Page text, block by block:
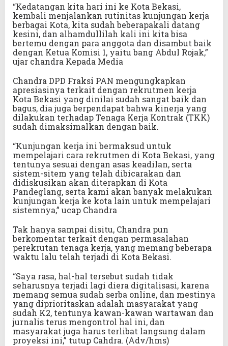
“Kedatangan kita hari ini ke Kota Bekasi,
kembali menjalankan rutinitas kunjungan kerja
berbagai Kota, kita sudah beberapakali datang
kesini, dan alhamdullilah kali ini kita bisa
bertemu dengan para anggota dan disambut baik
dengan Ketua Komisi 1, yaitu bang Abdul Rojak,”
ujar chandra Kepada Media
Chandra DPD Fraksi PAN mengungkapkan
apresiasinya terkait dengan rekrutmen kerja
Kota Bekasi yang dinilai sudah sangat baik dan
bagus, dia juga berpendapat bahwa kinerja yang
dilakukan terhadap Tenaga Kerja Kontrak (TKK)
sudah dimaksimalkan dengan baik.
“Kunjungan kerja ini bermaksud untuk
mempelajari cara rekrutmen di Kota Bekasi, yang
tentunya sesuai dengan asas keadilan, serta
sistem-sitem yang telah dibicarakan dan
didiskusikan akan diterapkan di Kota
Pandeglang, serta kami akan banyak melakukan
kunjungan kerja ke kota lain untuk mempelajari
sistemnya,” ucap Chandra
Tak hanya sampai disitu, Chandra pun
berkomentar terkait dengan permasalahan
perekrutan tenaga kerja, yang memang beberapa
waktu lalu telah terjadi di Kota Bekasi.
“Saya rasa, hal-hal tersebut sudah tidak
seharusnya terjadi lagi diera digitalisasi, karena
memang semua sudah serba online, dan mestinya
yang diprioritaskan adalah masyarakat yang
sudah K2, tentunya kawan-kawan wartawan dan
jurnalis terus mengontrol hal ini, dan
masyarakat juga harus terlibat langsung dalam
proyeksi ini,” tutup Cahdra. (Adv/hms)